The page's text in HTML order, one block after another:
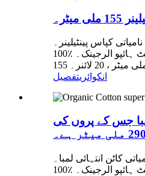
میٹر۔
نامیاتی کپاس پینٹیلینر۔
ہائپو الرجینک۔
ملی میٹر ، 20 لائنر۔
انکوائریتفصیل
جس کے پروں کی
کاٹن انتہائی لمبا۔
ہائپو الرجینک۔